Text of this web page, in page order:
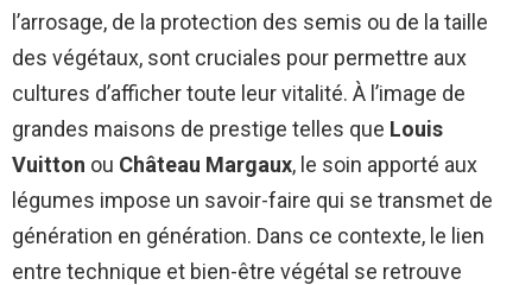
l’arrosage, de la protection des semis ou de la taille
des végétaux, sont cruciales pour permettre aux
cultures d’afficher toute leur vitalité. À l’image de
grandes maisons de prestige telles que Louis
Vuitton ou Château Margaux, le soin apporté aux
légumes impose un savoir-faire qui se transmet de
génération en génération. Dans ce contexte, le lien
entre technique et bien-être végétal se retrouve